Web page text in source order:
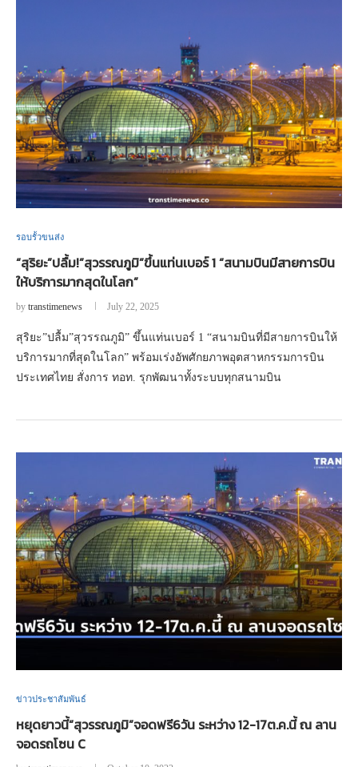
รอบรั้วขนส่ง
“สุริยะ”ปลื้ม!”สุวรรณภูมิ”ขึ้นแท่นเบอร์ 1 “สนามบินมีสายการบิน
ให้บริการมากสุดในโลก”
by transtimenews July 22, 2025
สุริยะ”ปลื้ม”สุวรรณภูมิ” ขึ้นแท่นเบอร์ 1 “สนามบินที่มีสายการบินให้
บริการมากที่สุดในโลก” พร้อมเร่งอัพศักยภาพอุตสาหกรรมการบิน
ประเทศไทย สั่งการ ทอท. รุกพัฒนาทั้งระบบทุกสนามบิน
ข่าวประชาสัมพันธ์
หยุดยาวนี้“สุวรรณภูมิ”จอดฟรี6วัน ระหว่าง 12-17ต.ค.นี้ ณ ลาน
จอดรถโซน C